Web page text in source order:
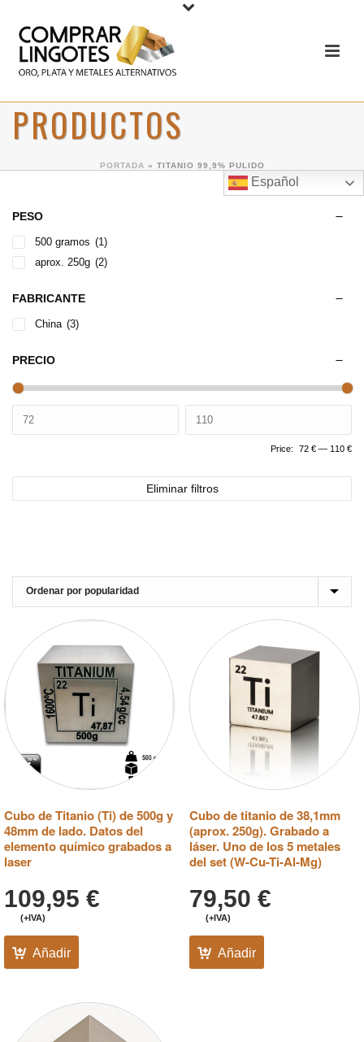
PRODUCTOS
PORTADA » TITANIO 99,9% PULIDO
Español
Cubo de Titanio (Ti) de 500g y
48mm de lado. Datos del
elemento químico grabados a
laser
109,95 €
(+IVA)
Añadir
Cubo de titanio de 38,1mm
(aprox. 250g). Grabado a
láser. Uno de los 5 metales
del set (W-Cu-Ti-Al-Mg)
79,50 €
(+IVA)
Añadir
PESO
500 gramos (1)
aprox. 250g (2)
FABRICANTE
China (3)
PRECIO
Price: 72 € — 110 €
Eliminar filtros